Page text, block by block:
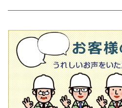
タイル針
タイル針
その他
オフセットタイプ（ハットタイプ
205ｍｍ（8インチ）
230mm（9インチ）
180mm（7インチ）
205mm（8インチ）
150ｍｍ（6インチ）
180ｍｍ（7インチ）